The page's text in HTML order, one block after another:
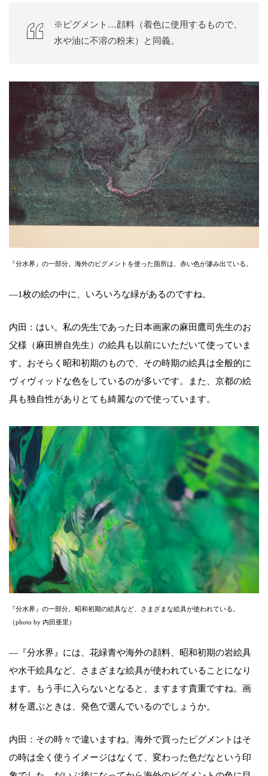
※ピグメント…顔料（着色に使用するもので、
水や油に不溶の粉末）と同義。
『分水界』の一部分。海外のピグメントを使った箇所は、赤い色が滲み出ている。
―1枚の絵の中に、いろいろな緑があるのですね。
内田：はい。私の先生であった日本画家の麻田鷹司先生のお
父様（麻田辨自先生）の絵具も以前にいただいて使っていま
す。おそらく昭和初期のもので、その時期の絵具は全般的に
ヴィヴィッドな色をしているのが多いです。また、京都の絵
具も独自性がありとても綺麗なので使っています。
『分水界』の一部分。昭和初期の絵具など、さまざまな絵具が使われている。
（photo by 内田亜里）
―『分水界』には、花緑青や海外の顔料、昭和初期の岩絵具
や水干絵具など、さまざまな絵具が使われていることになり
ます。もう手に入らないとなると、ますます貴重ですね。画
材を選ぶときは、発色で選んでいるのでしょうか。
内田：その時々で違いますね。海外で買ったピグメントはそ
の時は全く使うイメージはなくて、変わった色だなという印